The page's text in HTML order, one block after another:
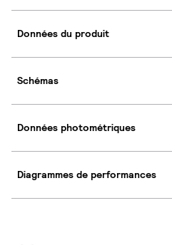
Données du produit
Schémas
Données photométriques
Diagrammes de performances